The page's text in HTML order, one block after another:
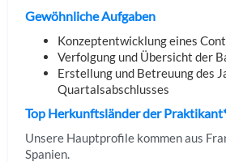
Gewöhnliche Aufgaben
Konzeptentwicklung eines
Verfolgung und Übersicht der
Erstellung und Betreuung des
Quartalsabschlusses
Top Herkunftsländer der
Unsere Hauptprofile kommen aus
Spanien.